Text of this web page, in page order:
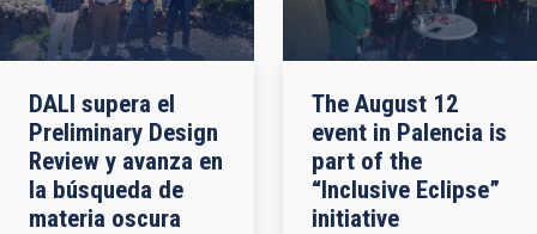
DALI supera el
Preliminary Design
Review y avanza en
la búsqueda de
materia oscura
The August 12
event in Palencia is
part of the
“Inclusive Eclipse”
initiative